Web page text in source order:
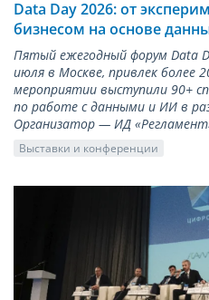
Data Day 2026: от
бизнесом на основе
Пятый ежегодный форум Data
июля в Москве, привлек более
мероприятии выступили 90+
по работе с данными и ИИ в
Организатор — ИД
Выставки и конференции